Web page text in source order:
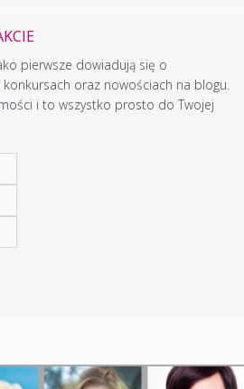
pierwsze dowiadują się o
oraz nowościach na blogu.
i to wszystko prosto do Twojej